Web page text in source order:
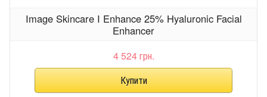
Image Skincare I Enhance 25% Hyaluronic Facial
Enhancer
4 524 грн.